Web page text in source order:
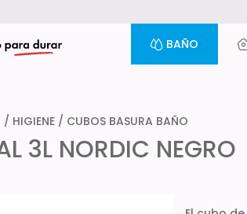
BAÑO
/ HIGIENE / CUBOS BASURA BAÑO
3L NORDIC NEGRO